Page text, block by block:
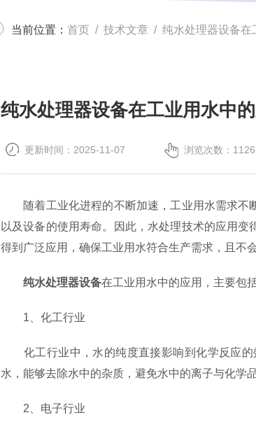
当前位置： 首页 / 技术文章 / 纯水处理器设备在
纯水处理器设备在工业用水中
更新时间：2025-11-07 浏览次数：1126
随着工业化进程的不断加速，工业用水需求不
以及设备的使用寿命。因此，水处理技术的应用
得到广泛应用，确保工业用水符合生产需求，且不
纯水处理器设备在工业用水中的应用，主要包
1、化工行业
化工行业中，水的纯度直接影响到化学反应的
水，能够去除水中的杂质，避免水中的离子与化学
2、电子行业